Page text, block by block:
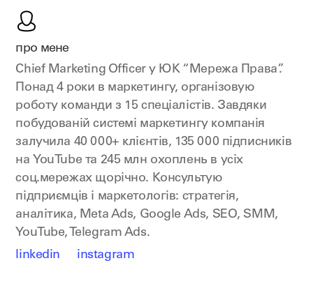
про мене
Chief Marketing Officer у ЮК “Мережа Права”.
Понад 4 роки в маркетингу, організовую
роботу команди з 15 спеціалістів. Завдяки
побудованій системі маркетингу компанія
залучила 40 000+ клієнтів, 135 000 підписників
на YouTube та 245 млн охоплень в усіх
соц.мережах щорічно. Консультую
підприємців і маркетологів: стратегія,
аналітика, Meta Ads, Google Ads, SEO, SMM,
YouTube, Telegram Ads.
linkedin
instagram